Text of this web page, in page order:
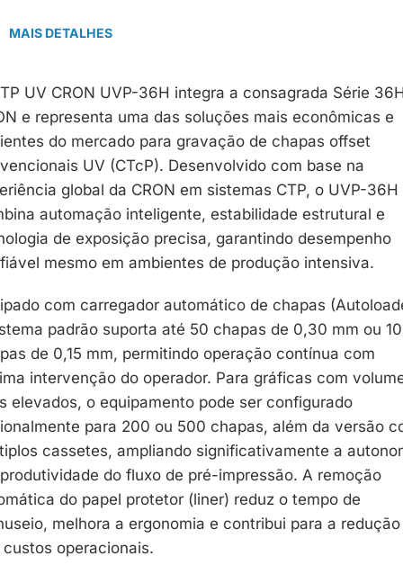
MAIS DETALHES
UV CRON UVP-36H integra a consagrada Série
e representa uma das soluções mais econômicas e
do mercado para gravação de chapas offset
UV (CTcP). Desenvolvido com base na
global da CRON em sistemas CTP, o UVP-36H
automação inteligente, estabilidade estrutural e
de exposição precisa, garantindo desempenho
mesmo em ambientes de produção intensiva.
com carregador automático de chapas
padrão suporta até 50 chapas de 0,30 mm ou
de 0,15 mm, permitindo operação contínua com
intervenção do operador. Para gráficas com
elevados, o equipamento pode ser configurado
para 200 ou 500 chapas, além da versão
cassetes, ampliando significativamente a
do fluxo de pré-impressão. A remoção
do papel protetor (liner) reduz o tempo de
melhora a ergonomia e contribui para a redução
custos operacionais.